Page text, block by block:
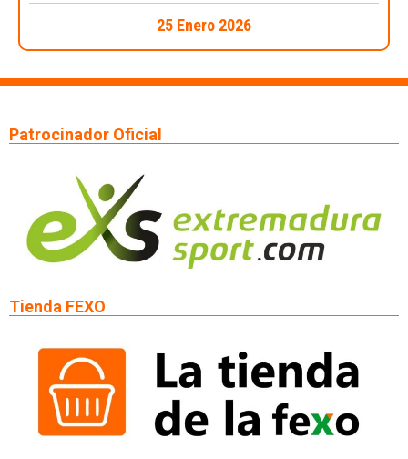
25 Enero 2026
Patrocinador Oficial
Tienda FEXO